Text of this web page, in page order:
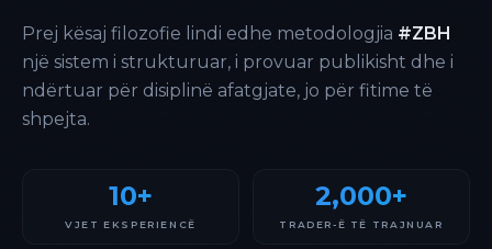
Prej kësaj filozofie lindi edhe metodologjia #ZBH
një sistem i strukturuar, i provuar publikisht dhe i
ndërtuar për disiplinë afatgjate, jo për fitime të
shpejta.
10+
VJET EKSPERIENCË
2,000+
TRADER-Ë TË TRAJNUAR